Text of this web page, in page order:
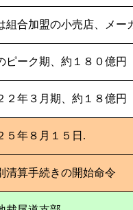
組合加盟の小売店、メー
ピーク期、約１８０億円
２年３月期、約１８億円
５年８月１５日 .
算手続きの開始命令